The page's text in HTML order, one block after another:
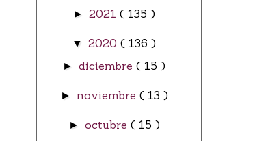
►2021( 135 )
▼2020( 136 )
►diciembre( 15 )
► noviembre ( 13 )
► octubre ( 15 )